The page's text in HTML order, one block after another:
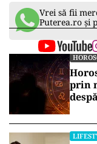
Vrei să fii
Puterea.ro și
prin